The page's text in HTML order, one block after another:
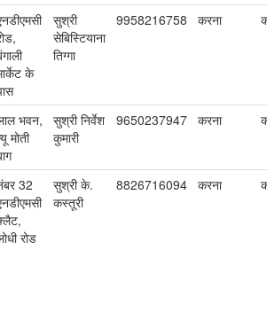
के
सुश्री
सेबिस्टियाना
तिग्गा
9958216758 करना
भवन,
मोती
सुश्री निर्वेश
कुमारी
9650237947 करना
32
रोड
सुश्री के.
कस्तूरी
8826716094 करना